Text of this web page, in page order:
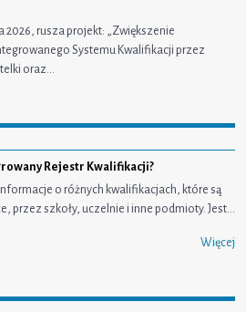
2026, rusza projekt: „Zwiększenie
Systemu Kwalifikacji przez
oraz…
Rejestr Kwalifikacji?
o różnych kwalifikacjach, które są
przez szkoły, uczelnie i inne podmioty. Jest…
Więcej